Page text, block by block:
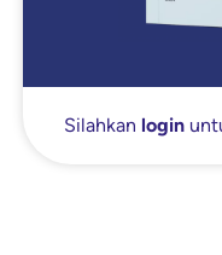
Silahkan login